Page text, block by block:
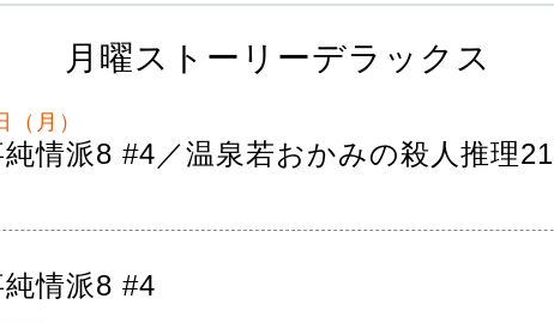
月曜ストーリーデラックス
月）
情派8 #4／温泉若おかみの殺人推理21
情派8 #4